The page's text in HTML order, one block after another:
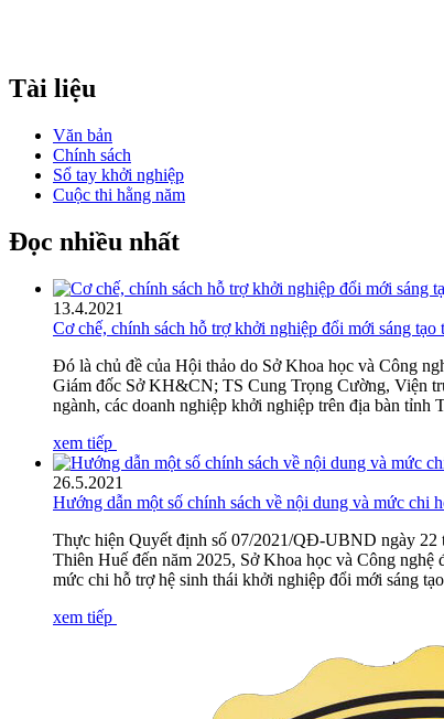
Tài liệu
Văn bản
Chính sách
Sổ tay khởi nghiệp
Cuộc thi hằng năm
Đọc nhiều nhất
13.4.2021
Cơ chế, chính sách hỗ trợ khởi nghiệp đổi mới sáng
Đó là chủ đề của Hội thảo do Sở Khoa học và Công
Giám đốc Sở KH&CN; TS Cung Trọng Cường, Viện
ngành, các doanh nghiệp khởi nghiệp trên địa bàn tỉnh
xem tiếp
26.5.2021
Hướng dẫn một số chính sách về nội dung và mức chi
Thực hiện Quyết định số 07/2021/QĐ-UBND ngày 22
Thiên Huế đến năm 2025, Sở Khoa học và Công
mức chi hỗ trợ hệ sinh thái khởi nghiệp đổi mới sáng
xem tiếp